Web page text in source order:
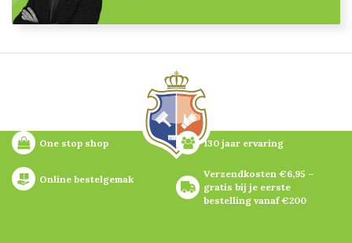
One stop shop 130 jaar ervaring
Online bestelgemak
Verzendkosten €6,95 –
gratis bij je eerste
bestelling vanaf €200